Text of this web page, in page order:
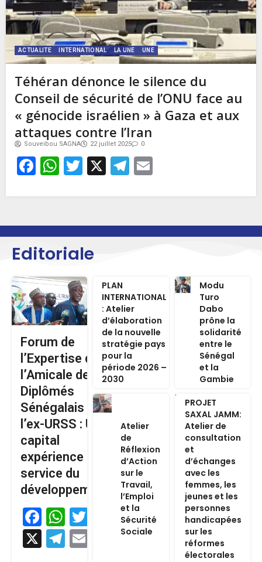
ACTUALITE INTERNATIONAL LA UNE UNE
Téhéran dénonce le silence du
Conseil de sécurité de l’ONU face au
« génocide israélien » à Gaza et aux
attaques contre l’Iran
Souveibou SAGNA 22 juillet 2025 0
Facebook
WhatsApp
Twitter
X Telegram
Editoriale
Forum de
l’Expertise de
l’Amicale des
Diplômés
Sénégalais de
l’ex-URSS : Un
capital
expérience au
service du
développement
Facebook
WhatsApp
Twitter
X
Telegram
Email
PLAN
INTERNATIONAL
: Atelier
d’élaboration
de la nouvelle
stratégie pays
pour la
période 2026 –
2030
Modu
Turo
Dabo
prône la
solidarité
entre le
Sénégal
et la
Gambie
Atelier
de
Réflexion
d’Action
sur le
Travail,
l’Emploi
et la
Sécurité
Sociale
PROJET
SAXAL JAMM:
Atelier de
consultation
et
d’échanges
avec les
femmes, les
jeunes et les
personnes
handicapées
sur les
réformes
électorales